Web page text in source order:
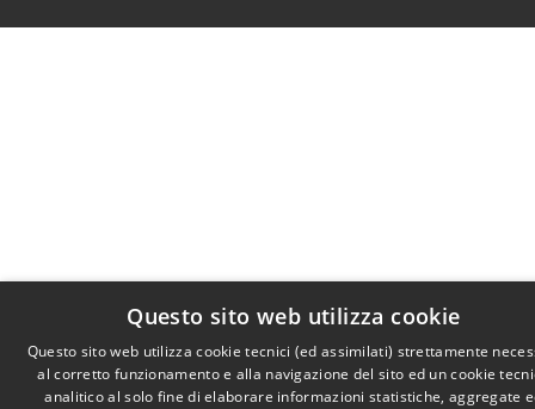
Questo sito web utilizza cookie
Questo sito web utilizza cookie tecnici (ed assimilati) strettamente
al corretto funzionamento e alla navigazione del sito ed un cookie
analitico al solo fine di elaborare informazioni statistiche, aggregate